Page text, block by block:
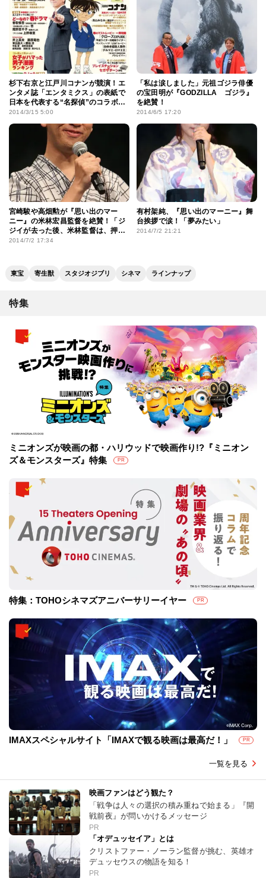
杉下右京と江戸川コナンが競演！エ
ンタメ誌「エンタミクス」の表紙で
日本を代表する“名探偵”のコラボが
実現
2014/3/15 5:00
「私は涙しました」元祖ゴジラ俳優
の宝田明が『GODZILLA ゴジラ』
を絶賛！
2014/6/5 17:20
宮崎駿や高畑勲が『思い出のマー
ニー』の米林宏昌監督を絶賛！「ジ
ジイが去った後、米林監督は、押し
も押されぬジブリのエース」
2014/7/2 17:34
有村架純、『思い出のマーニー』舞
台挨拶で涙！「夢みたい」
2014/7/2 21:21
東宝 寄生獣 スタジオジブリ シネマ ラインナップ
特集
ミニオンズが映画の都・ハリウッドで映画作り!?『ミニオン
ズ＆モンスターズ』特集
PR
特集：TOHOシネマズアニバーサリーイヤー PR
IMAXスペシャルサイト「IMAXで観る映画は最高だ！」 PR
一覧を見る
映画ファンはどう観た？
「戦争は人々の選択の積み重ねで始まる」『開
戦前夜』が問いかけるメッセージ
PR
「オデュッセイア」とは
クリストファー・ノーラン監督が挑む、英雄オ
デュッセウスの物語を知る！
PR